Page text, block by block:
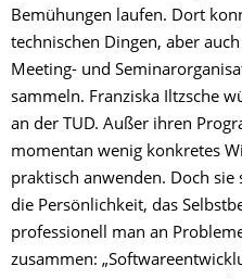
Bemühungen laufen. Dort
technischen Dingen, aber
Meeting- und
sammeln. Franziska Iltzsche
an der TUD. Außer ihren
momentan wenig konkretes
praktisch anwenden. Doch sie
die Persönlichkeit, das
professionell man an
zusammen: